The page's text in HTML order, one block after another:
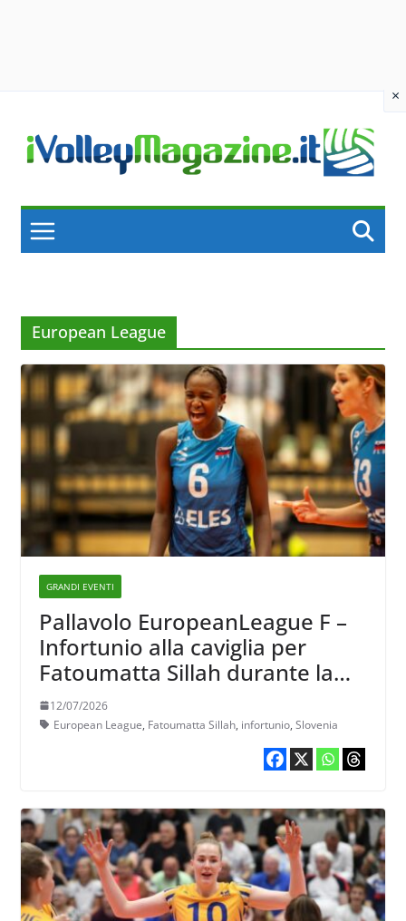
×
content
European League
GRANDI EVENTI
Pallavolo EuropeanLeague F –
Infortunio alla caviglia per
Fatoumatta Sillah durante la
finale di ritorno
12/07/2026
European League, Fatoumatta Sillah, infortunio, Slovenia